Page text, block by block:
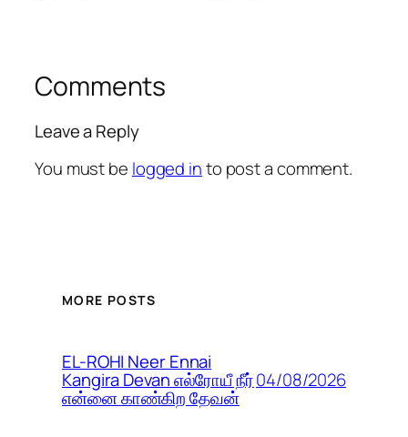
Comments
Leave a Reply
You must be logged into post a comment.
MORE POSTS
EL-ROHI Neer Ennai
Kangira Devan எல்ரோயீ நீர்
என்னை காண்கிற தேவன்
04/08/2026